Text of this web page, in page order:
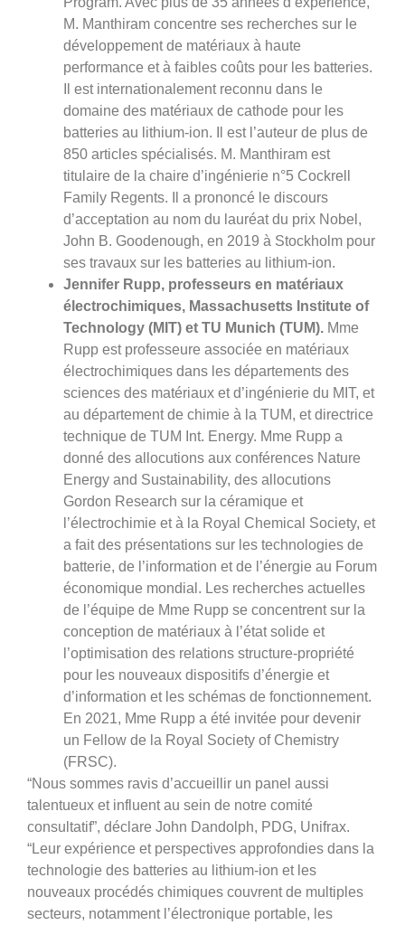
M. Manthiram concentre ses recherches sur le
développement de matériaux à haute
performance et à faibles coûts pour les batteries.
Il est internationalement reconnu dans le
domaine des matériaux de cathode pour les
batteries au lithium-ion. Il est l’auteur de plus de
850 articles spécialisés. M. Manthiram est
titulaire de la chaire d’ingénierie n°5 Cockrell
Family Regents. Il a prononcé le discours
d’acceptation au nom du lauréat du prix Nobel,
John B. Goodenough, en 2019 à Stockholm pour
ses travaux sur les batteries au lithium-ion.
Jennifer Rupp, professeurs en matériaux
électrochimiques, Massachusetts Institute of
Technology (MIT) et TU Munich (TUM). Mme
Rupp est professeure associée en matériaux
électrochimiques dans les départements des
sciences des matériaux et d’ingénierie du MIT, et
au département de chimie à la TUM, et directrice
technique de TUM Int. Energy. Mme Rupp a
donné des allocutions aux conférences Nature
Energy and Sustainability, des allocutions
Gordon Research sur la céramique et
l’électrochimie et à la Royal Chemical Society, et
a fait des présentations sur les technologies de
batterie, de l’information et de l’énergie au Forum
économique mondial. Les recherches actuelles
de l’équipe de Mme Rupp se concentrent sur la
conception de matériaux à l’état solide et
l’optimisation des relations structure-propriété
pour les nouveaux dispositifs d’énergie et
d’information et les schémas de fonctionnement.
En 2021, Mme Rupp a été invitée pour devenir
un Fellow de la Royal Society of Chemistry
(FRSC).
“Nous sommes ravis d’accueillir un panel aussi
talentueux et influent au sein de notre comité
consultatif”, déclare John Dandolph, PDG, Unifrax.
“Leur expérience et perspectives approfondies dans la
technologie des batteries au lithium-ion et les
nouveaux procédés chimiques couvrent de multiples
secteurs, notamment l’électronique portable, les